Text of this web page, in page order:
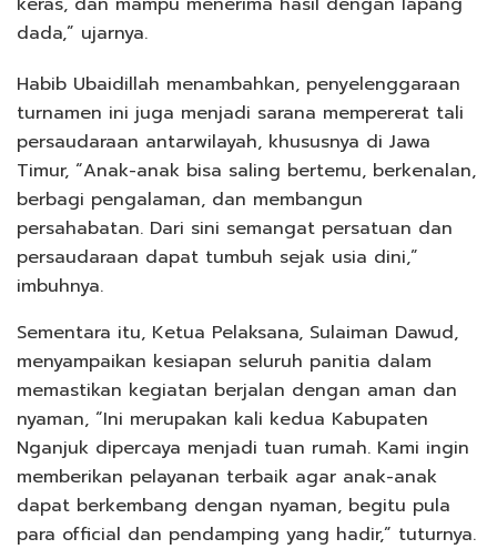
dada,” ujarnya.
Habib Ubaidillah menambahkan, penyelenggaraan
turnamen ini juga menjadi sarana mempererat tali
persaudaraan antarwilayah, khususnya di Jawa
Timur, “Anak-anak bisa saling bertemu, berkenalan,
berbagi pengalaman, dan membangun
persahabatan. Dari sini semangat persatuan dan
persaudaraan dapat tumbuh sejak usia dini,”
imbuhnya.
Sementara itu, Ketua Pelaksana, Sulaiman Dawud,
menyampaikan kesiapan seluruh panitia dalam
memastikan kegiatan berjalan dengan aman dan
nyaman, “Ini merupakan kali kedua Kabupaten
Nganjuk dipercaya menjadi tuan rumah. Kami ingin
memberikan pelayanan terbaik agar anak-anak
dapat berkembang dengan nyaman, begitu pula
para official dan pendamping yang hadir,” tuturnya.